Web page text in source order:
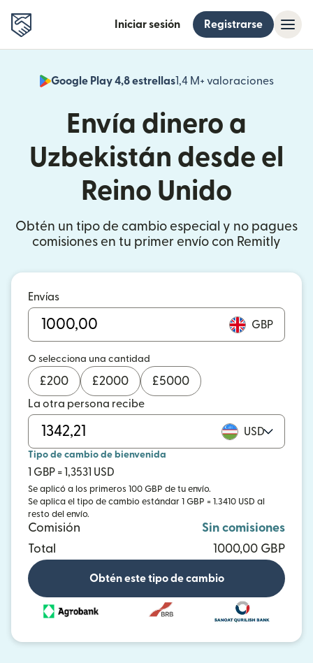
Iniciar sesión Registrarse
Google Play 4,8 estrellas1,4 M+ valoraciones
(se
Envía dinero a
Uzbekistán desde el
Reino Unido
Obtén un tipo de cambio especial y no pagues
comisiones en tu primer envío con Remitly
Envías
GBP
O selecciona una cantidad
£200 £2000 £5000
La otra persona recibe
USD
Tipo de cambio de bienvenida
1 GBP = 1,3531 USD
Se aplicó a los primeros 100 GBP de tu envío.
Se aplica el tipo de cambio estándar 1 GBP = 1.3410 USD al
resto del envío.
Comisión
Sin comisiones
Total
1000,00 GBP
Obtén este tipo de cambio